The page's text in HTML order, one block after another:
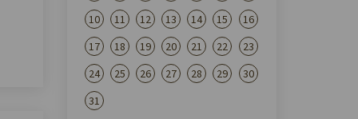
10
11 12 13 14 15
16
17
18 19 20 21 22
23
24
25 26 27 28 29
30
31